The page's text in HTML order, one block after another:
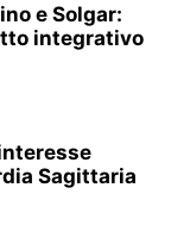
e Solgar:
integrativo
Sagittaria